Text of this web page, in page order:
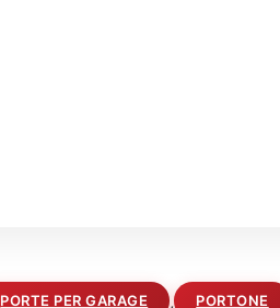
PORTE PER GARAGE , PORTONE